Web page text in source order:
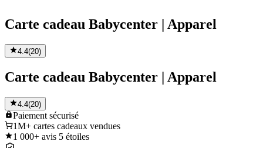
Carte cadeau Babycenter | Apparel
4.4(20)
Carte cadeau Babycenter | Apparel
4.4(20)
Paiement sécurisé
1M+ cartes cadeaux vendues
1 000+ avis 5 étoiles